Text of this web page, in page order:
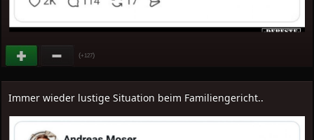
(+127)
Immer wieder lustige Situation beim Familiengericht..